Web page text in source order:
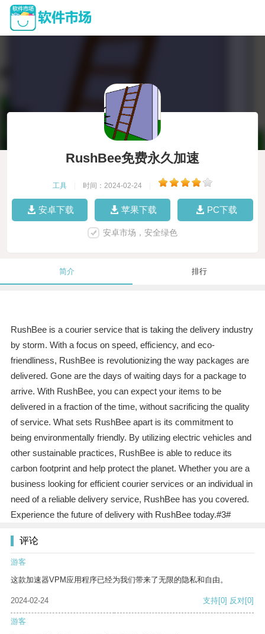
RushBee免费永久加速
工具 时间：2024-02-24
安卓下载 苹果下载 PC下载
安卓市场，安全绿色
简介 排行
RushBee is a courier service that is taking the delivery industry
by storm. With a focus on speed, efficiency, and eco-
friendliness, RushBee is revolutionizing the way packages are
delivered. Gone are the days of waiting days for a package to
arrive. With RushBee, you can expect your items to be
delivered in a fraction of the time, without sacrificing the quality
of service. What sets RushBee apart is its commitment to
being environmentally friendly. By utilizing electric vehicles and
other sustainable practices, RushBee is able to reduce its
carbon footprint and help protect the planet. Whether you are a
business looking for efficient courier services or an individual in
need of a reliable delivery service, RushBee has you covered.
Experience the future of delivery with RushBee today.#3#
评论
游客
这款加速器VPM应用程序已经为我们带来了无限的隐私和自由。
2024-02-24 支持[0] 反对[0]
游客